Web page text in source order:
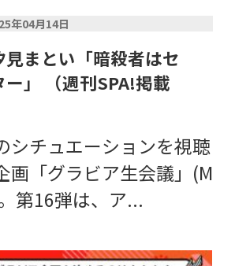
年04月14日
見まとい「暗殺者はセ
」 （週刊SPA!掲載
シチュエーションを視聴
画「グラビア生会議」(M
第16弾は、ア...